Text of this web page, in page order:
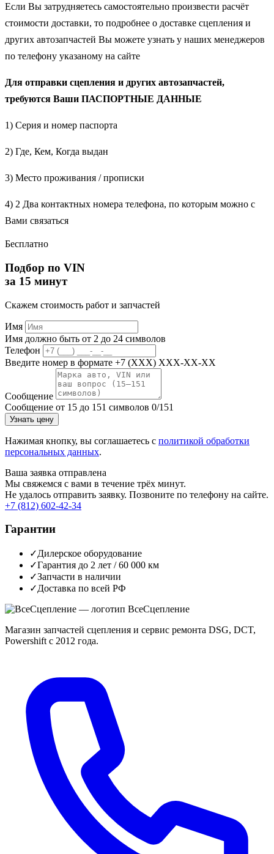
Если Вы затрудняетесь самостоятельно произвести расчёт
стоимости доставки, то подробнее о доставке сцепления и
других автозапчастей Вы можете узнать у наших менеджеров
по телефону указаному на сайте
Для отправки сцепления и других автозапчастей,
требуются Ваши ПАСПОРТНЫЕ ДАННЫЕ
1) Серия и номер паспорта
2) Где, Кем, Когда выдан
3) Место проживания / прописки
4) 2 Два контактных номера телефона, по которым можно с
Вами связаться
Бесплатно
Подбор по VIN
за 15 минут
Скажем стоимость работ и запчастей
Имя
Имя должно быть от 2 до 24 символов
Телефон
Введите номер в формате +7 (XXX) XXX-XX-XX
Сообщение
Сообщение от 15 до 151 символов 0/151
Узнать цену
Нажимая кнопку, вы соглашаетесь с политикой обработки
персональных данных.
Ваша заявка отправлена
Мы свяжемся с вами в течение трёх минут.
Не удалось отправить заявку. Позвоните по телефону на сайте.
+7 (812) 602-42-34
Гарантии
✓Дилерское оборудование
✓Гарантия до 2 лет / 60 000 км
✓Запчасти в наличии
✓Доставка по всей РФ
ВсеСцепление
Магазин запчастей сцепления и сервис ремонта DSG, DCT,
Powershift с 2012 года.